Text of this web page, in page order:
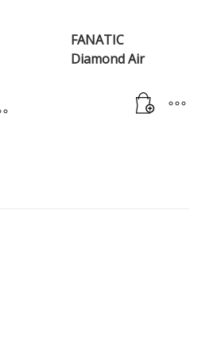
FANATIC
Diamond Air